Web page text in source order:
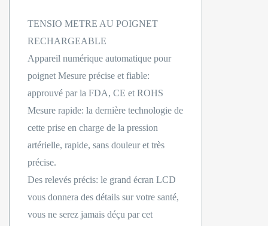
TENSIO METRE AU POIGNET
RECHARGEABLE
Appareil numérique automatique pour
poignet Mesure précise et fiable:
approuvé par la FDA, CE et ROHS
Mesure rapide: la dernière technologie de
cette prise en charge de la pression
artérielle, rapide, sans douleur et très
précise.
Des relevés précis: le grand écran LCD
vous donnera des détails sur votre santé,
vous ne serez jamais déçu par cet